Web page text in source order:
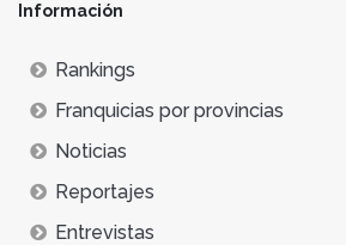
Información
Rankings
Franquicias por provincias
Noticias
Reportajes
Entrevistas